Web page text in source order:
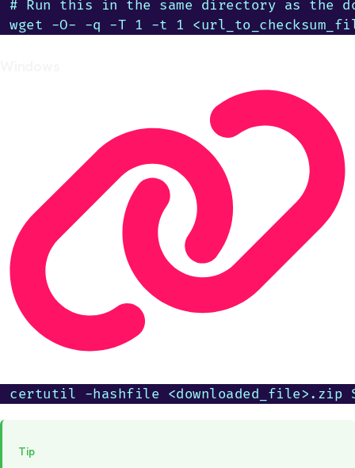
# Run this in the same directory as the
wget -O- -q -T 1 -t 1
certutil -hashfile <downloaded_file>.zip
Tip